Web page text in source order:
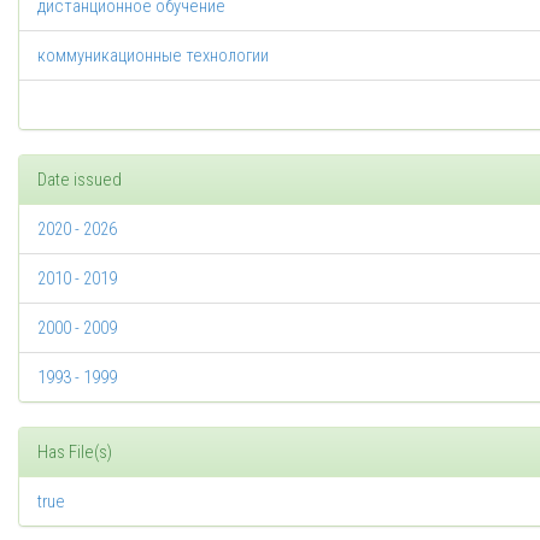
дистанционное обучение
коммуникационные технологии
Date issued
2020 - 2026
2010 - 2019
2000 - 2009
1993 - 1999
Has File(s)
true